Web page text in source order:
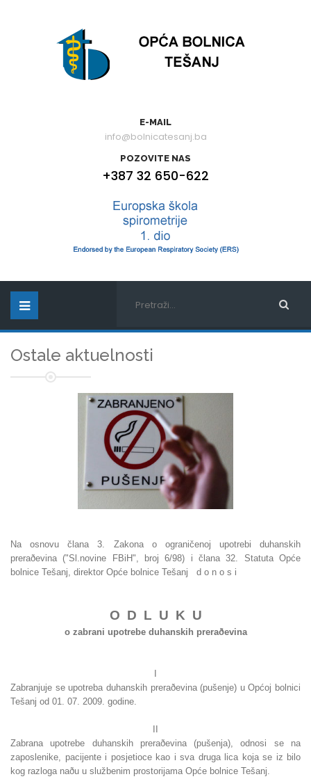
E-MAIL
info@bolnicatesanj.ba
POZOVITE NAS
+387 32 650-622
Ostale aktuelnosti
Na osnovu člana 3. Zakona o ograničenoj upotrebi duhanskih
preraðevina ("Sl.novine FBiH", broj 6/98) i člana 32. Statuta Opće
bolnice Tešanj, direktor Opće bolnice Tešanj d o n o s i
O D L U K U
o zabrani upotrebe duhanskih preraðevina
Zabranjuje se upotreba duhanskih preraðevina (pušenje) u Općoj bolnici
Tešanj od 01. 07. 2009. godine.
Zabrana upotrebe duhanskih preraðevina (pušenja), odnosi se na
zaposlenike, pacijente i posjetioce kao i sva druga lica koja se iz bilo
kog razloga naðu u službenim prostorijama Opće bolnice Tešanj.